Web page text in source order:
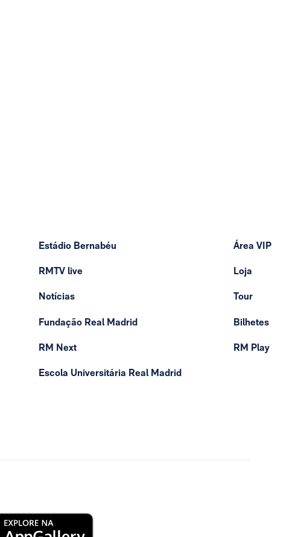
Estádio Bernabéu
RMTV live
Notícias
Fundação Real Madrid
RM Next
Escola Universitária Real Madrid
Área VIP
Loja
Tour
Bilhetes
RM Play